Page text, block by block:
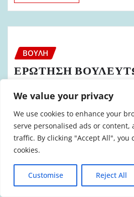
We value your privacy
We use cookies to enhance your
serve personalised ads or content,
traffic. By clicking "Accept All", you
cookies.
Customise Reject All
ΒΟΥΛΉ
ΕΡΩΤΗΣΗ
ΤΗΝ
ΣΥΝΕΠΕΙΩΝ ΤΩΝ
ΤΗΝ ΠΡΟΛΗΨΗ ΚΑΙ
ΠΥΡΟΣΒΕΣΗ
admin Σεπ 13, 2017 0
ΕΡΩΤΗΣΗ Προς τους κ.κ.